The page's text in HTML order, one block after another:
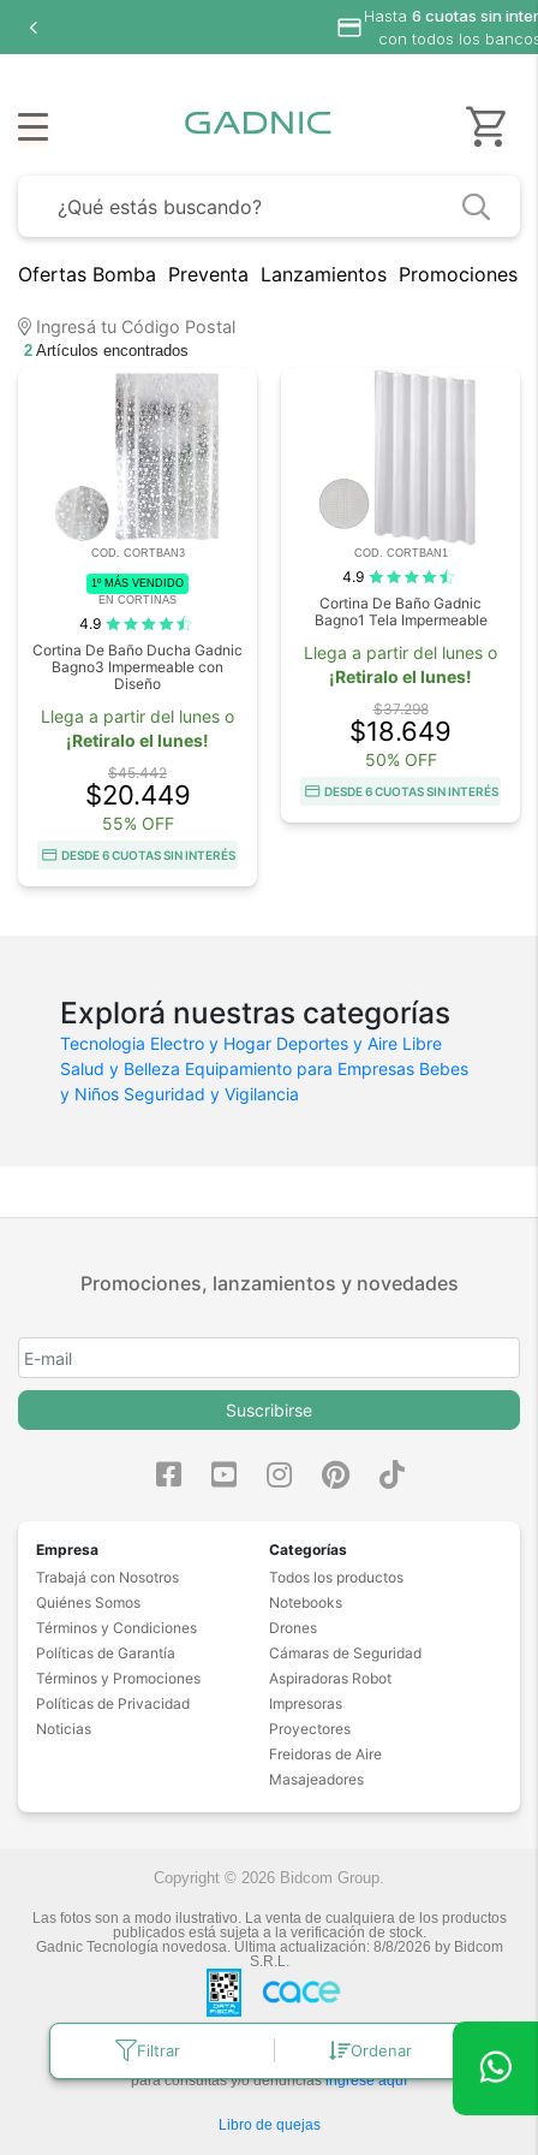
Hasta 6 cuotas sin
con todos los
Ofertas Bomba Preventa Lanzamientos Promociones
Ingresá tu Código Postal
2 Artículos encontrados
Filtrar Ordenar
COD. CORTBAN3
1º MÁS VENDIDO
EN CORTINAS
4.9
Cortina De Baño Ducha Gadnic
Bagno3 Impermeable con
Diseño
Llega a partir del lunes o
¡Retiralo el lunes!
$45.442
$20.449
55% OFF
DESDE 6 CUOTAS SIN INTERÉS
COD. CORTBAN1
4.9
Cortina De Baño Gadnic
Bagno1 Tela Impermeable
Llega a partir del lunes o
¡Retiralo el lunes!
$37.298
$18.649
50% OFF
DESDE 6 CUOTAS SIN INTERÉS
Explorá nuestras categorías
Tecnologia Electro y Hogar Deportes y Aire Libre
Salud y Belleza Equipamiento para Empresas Bebes
y Niños Seguridad y Vigilancia
Promociones, lanzamientos y novedades
Suscribirse
Empresa
Trabajá con Nosotros
Quiénes Somos
Términos y Condiciones
Políticas de Garantía
Términos y Promociones
Políticas de Privacidad
Noticias
Categorías
Todos los productos
Notebooks
Drones
Cámaras de Seguridad
Aspiradoras Robot
Impresoras
Proyectores
Freidoras de Aire
Masajeadores
Copyright © 2026 Bidcom Group.
Las fotos son a modo ilustrativo. La venta de cualquiera de los productos
publicados está sujeta a la verificación de stock.
Gadnic Tecnología novedosa.Última actualización: 8/8/2026 by Bidcom
S.R.L.
Botón de arrepentimiento
Defensa de las y los Consumidores
para consultas y/o denunciasingrese aquí
Libro de quejas